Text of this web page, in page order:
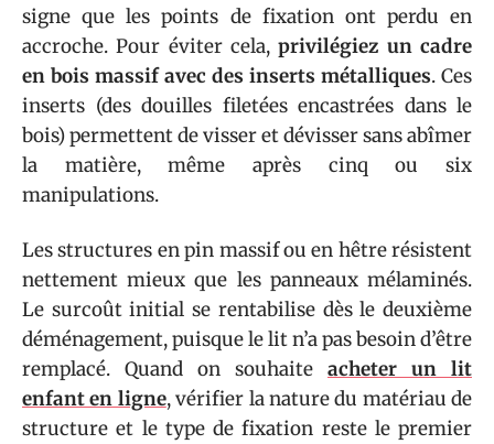
signe que les points de fixation ont perdu en
accroche. Pour éviter cela,privilégiez un cadre
en bois massif avec des inserts métalliques. Ces
inserts (des douilles filetées encastrées dans le
bois) permettent de visser et dévisser sans abîmer
la matière, même après cinq ou six
manipulations.
Les structures en pin massif ou en hêtre résistent
nettement mieux que les panneaux mélaminés.
Le surcoût initial se rentabilise dès le deuxième
déménagement, puisque le lit n’a pas besoin d’être
remplacé. Quand on souhaite acheter un lit
enfant en ligne, vérifier la nature du matériau de
structure et le type de fixation reste le premier